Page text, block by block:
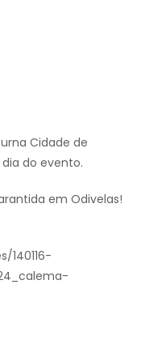
Cidade de
do evento.
em Odivelas!
140116-